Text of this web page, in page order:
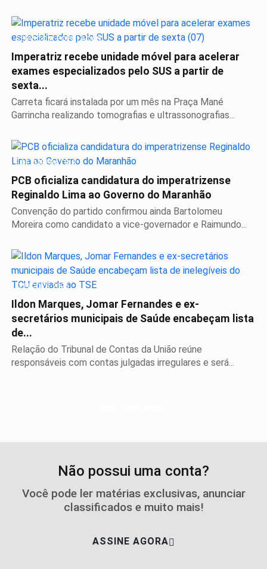
SERVIÇO A POPULAÇÃO
Imperatriz recebe unidade móvel para acelerar
exames especializados pelo SUS a partir de
sexta...
Carreta ficará instalada por um mês na Praça Mané
Garrincha realizando tomografias e ultrassonografias...
É DE IMPERATRIZ
PCB oficializa candidatura do imperatrizense
Reginaldo Lima ao Governo do Maranhão
Convenção do partido confirmou ainda Bartolomeu
Moreira como candidato a vice-governador e Raimundo...
ELEIÇÕES 2026
Ildon Marques, Jomar Fernandes e ex-
secretários municipais de Saúde encabeçam lista
de...
Relação do Tribunal de Contas da União reúne
responsáveis com contas julgadas irregulares e será...
Não possui uma conta?
Você pode ler matérias exclusivas, anunciar
classificados e muito mais!
ASSINE AGORA